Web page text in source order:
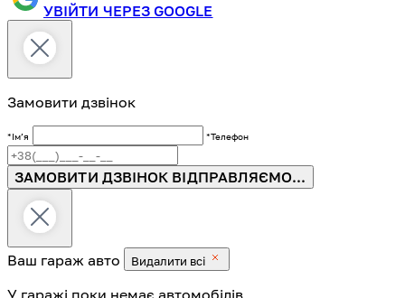
УВІЙТИ ЧЕРЕЗ GOOGLE
Замовити дзвінок
*Імʼя *Телефон
ЗАМОВИТИ ДЗВІНОК ВІДПРАВЛЯЄМО...
Ваш гараж авто Видалити всі
У гаражі поки немає автомобілів